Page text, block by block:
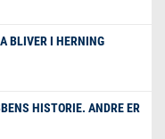
BLIVER I HERNING
HISTORIE. ANDRE ER